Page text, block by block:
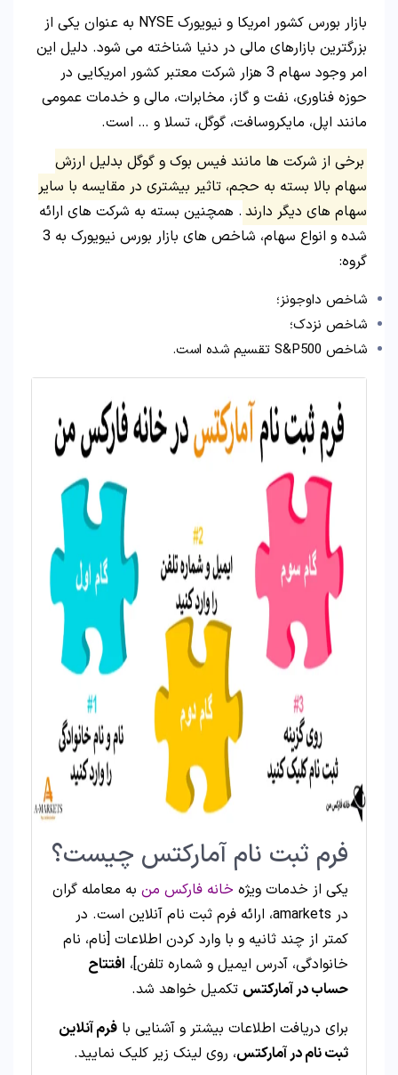
بازار بورس کشور امریکا و نیویورک NYSE به عنوان یکی از
بزرگترین بازارهای مالی در دنیا شناخته می شود. دلیل این
امر وجود سهام 3 هزار شرکت معتبر کشور امریکایی در
حوزه فناوری، نفت و گاز، مخابرات، مالی و خدمات عمومی
مانند اپل، مایکروسافت، گوگل، تسلا و … است.
برخی از شرکت ها مانند فیس بوک و گوگل بدلیل ارزش
سهام بالا بسته به حجم، تاثیر بیشتری در مقایسه با سایر
سهام های دیگر دارند . همچنین بسته به شرکت های ارائه
شده و انواع سهام، شاخص های بازار بورس نیویورک به 3
گروه:
شاخص داوجونز؛
شاخص نزدک؛
شاخص S&P500 تقسیم شده است.
فرم ثبت نام آمارکتس چیست؟
یکی از خدمات ویژه خانه فارکس من به معامله گران
در amarkets، ارائه فرم ثبت نام آنلاین است. در
کمتر از چند ثانیه و با وارد کردن اطلاعات [نام، نام
خانوادگی، آدرس ایمیل و شماره تلفن]، افتتاح
حساب در آمارکتس تکمیل خواهد شد.
برای دریافت اطلاعات بیشتر و آشنایی با فرم آنلاین
ثبت نام در آمارکتس، روی لینک زیر کلیک نمایید.